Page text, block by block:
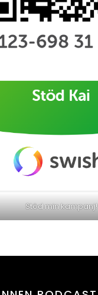
Stöd min kampanj!